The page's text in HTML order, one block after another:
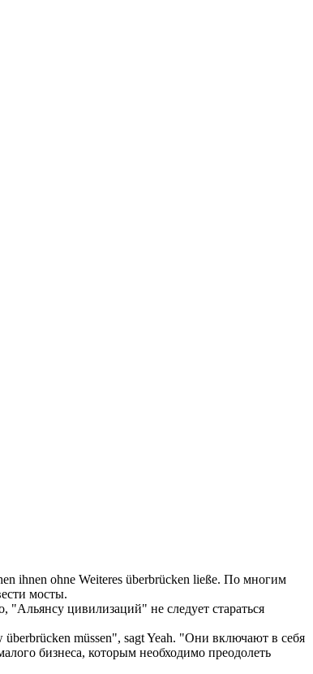
ihnen ohne Weiteres überbrücken ließe. По многим
мосты.
"Альянсу цивилизаций" не следует стараться
überbrücken müssen", sagt Yeah. "Они включают в себя
бизнеса, которым необходимо преодолеть